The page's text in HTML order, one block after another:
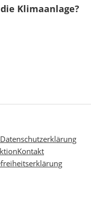
Klimaanlage?
Datenschutzerklärung
Kontakt